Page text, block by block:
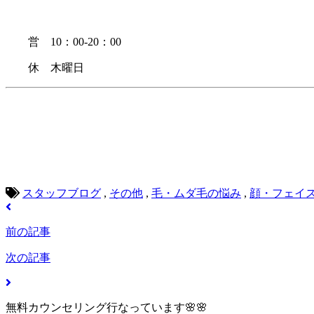
営 10：00-20：00
休 木曜日
スタッフブログ , その他 , 毛・ムダ毛の悩み , 顔・フェイ
前の記事
次の記事
無料カウンセリング行なっています🌸🌸